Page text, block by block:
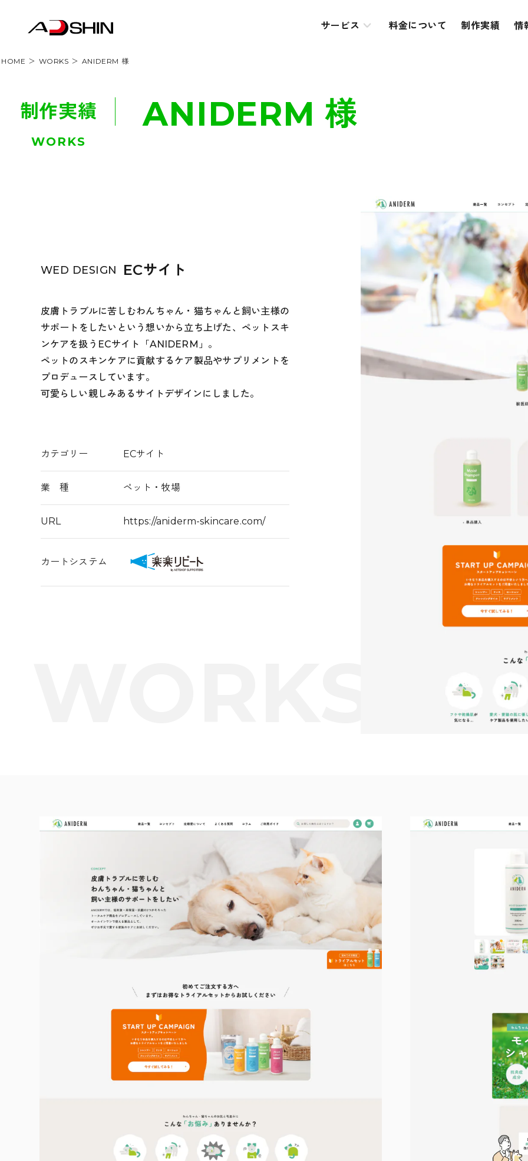
サービス 料金について 制作実績 情
HOME WORKS ANIDERM 様
制作実績
WORKS
ANIDERM 様
WED DESIGN ECサイト
皮膚トラブルに苦しむわんちゃん・猫ちゃんと飼い主様の
サポートをしたいという想いから立ち上げた、ペットスキ
ンケアを扱うECサイト「ANIDERM」。
ペットのスキンケアに貢献するケア製品やサプリメントを
プロデュースしています。
可愛らしい親しみあるサイトデザインにしました。
カテゴリー ECサイト
業 種 ペット・牧場
URL https://aniderm-skincare.com/
カートシステム